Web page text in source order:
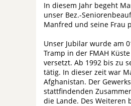
In diesem Jahr begeht
unser Bez.-
Manfred und seine Frau
Unser Jubilar wurde am
Tramp in der FMAH
versetzt. Ab 1992 bis zu
tätig. In dieser zeit war
Afghanistan. Der
stattfindenden
die Lande. Des